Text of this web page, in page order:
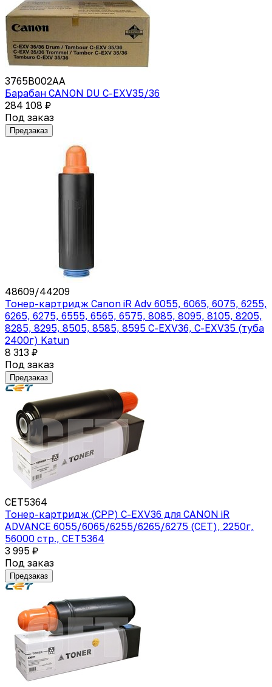
3765B002AA
Барабан CANON DU C-EXV35/36
284 108 ₽
Под заказ
Предзаказ
48609/44209
Тонер-картридж Canon iR Adv 6055, 6065, 6075, 6255,
6265, 6275, 6555, 6565, 6575, 8085, 8095, 8105, 8205,
8285, 8295, 8505, 8585, 8595 C-EXV36, C-EXV35 (туба
2400г) Katun
8 313 ₽
Под заказ
Предзаказ
CET5364
Тонер-картридж (CPP) C-EXV36 для CANON iR
ADVANCE 6055/6065/6255/6265/6275 (CET), 2250г,
56000 стр., CET5364
3 995 ₽
Под заказ
Предзаказ